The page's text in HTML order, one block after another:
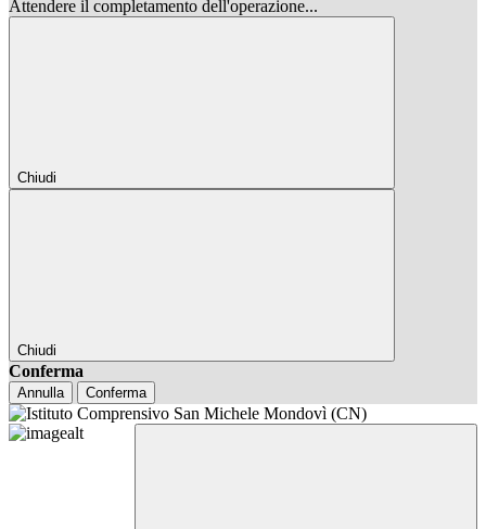
Attendere il completamento dell'operazione...
Chiudi
Chiudi
Conferma
Annulla Conferma